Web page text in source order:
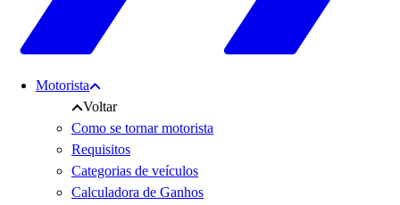
Motorista
Voltar
Como se tornar motorista
Requisitos
Categorias de veículos
Calculadora de Ganhos